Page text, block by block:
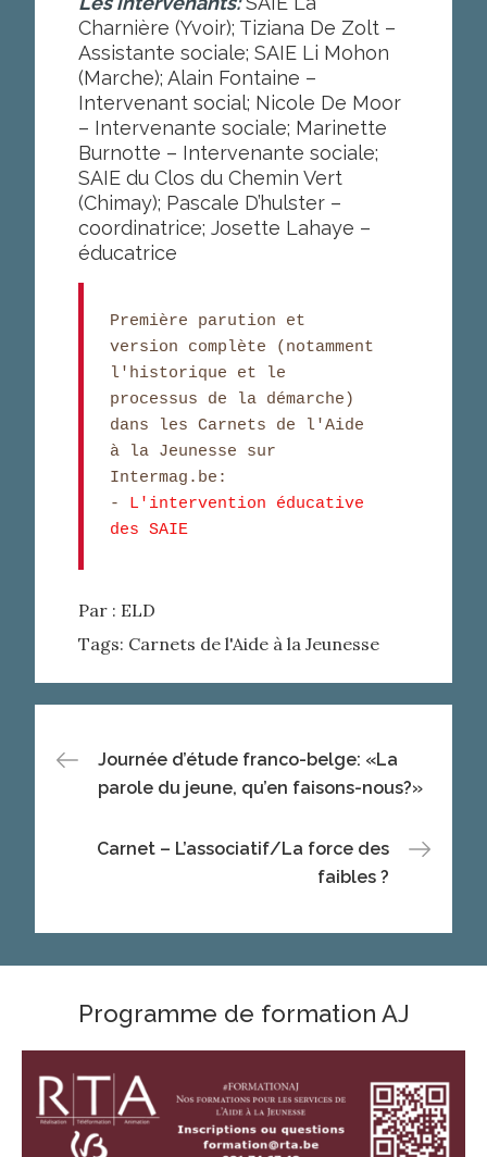
Charnière (Yvoir); Tiziana De Zolt –
Assistante sociale; SAIE Li Mohon
(Marche); Alain Fontaine –
Intervenant social; Nicole De Moor
– Intervenante sociale; Marinette
Burnotte – Intervenante sociale;
SAIE du Clos du Chemin Vert
(Chimay); Pascale D’hulster –
coordinatrice; Josette Lahaye –
éducatrice
Première parution et
version complète (notamment
l'historique et le
processus de la démarche)
dans les Carnets de l'Aide
à la Jeunesse sur
Intermag.be:
- L'intervention éducative
des SAIE
Par : ELD
Tags: Carnets de l'Aide à la Jeunesse
Navigation
de
Journée d’étude franco-belge: «La
parole du jeune, qu’en faisons-nous?»
Carnet – L’associatif/La force des
faibles ?
Programme de formation AJ